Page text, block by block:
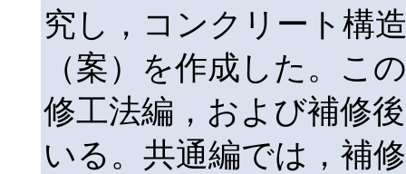
究し，コンクリート構
（案）を作成した。こ
修工法編，および補修
いる。共通編では，補